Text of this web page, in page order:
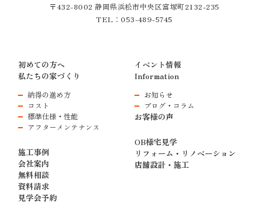
〒432-8002 静岡県浜松市中央区富塚町2132-235
TEL：053-489-5745
初めての方へ
私たちの家づくり
納得の進め方
コスト
標準仕様・性能
アフターメンテナンス
施工事例
会社案内
無料相談
資料請求
見学会予約
イベント情報
Information
お知らせ
ブログ・コラム
お客様の声
OB様宅見学
リフォーム・リノベーション
店舗設計・施工